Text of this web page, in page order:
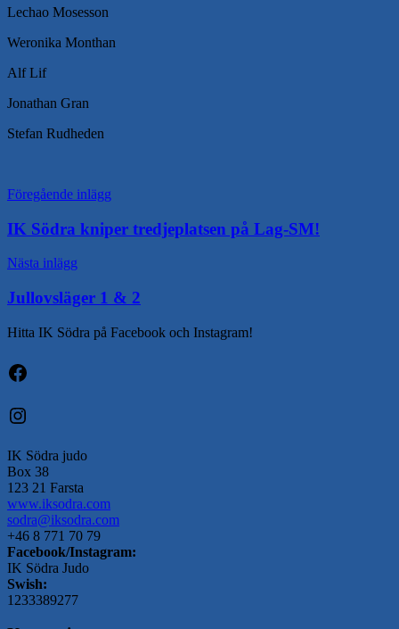
Lechao Mosesson
Weronika Monthan
Alf Lif
Jonathan Gran
Stefan Rudheden
Inläggsnavigering
Föregående inlägg
IK Södra kniper tredjeplatsen på Lag-SM!
Nästa inlägg
Jullovsläger 1 & 2
Hitta IK Södra på Facebook och Instagram!
Facebook
Instagram
IK Södra judo
Box 38
123 21 Farsta
www.iksodra.com
sodra@iksodra.com
+46 8 771 70 79
Facebook/Instagram:
IK Södra Judo
Swish:
1233389277